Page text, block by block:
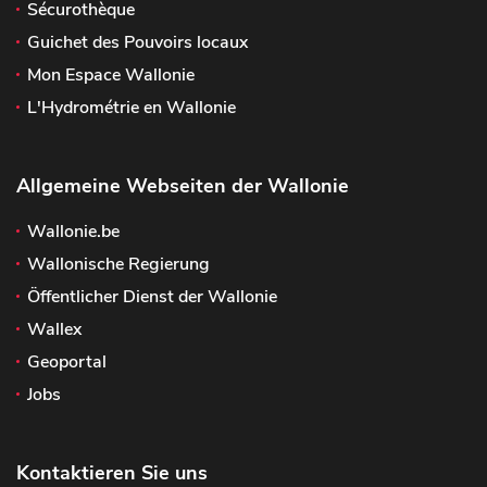
Sécurothèque
Guichet des Pouvoirs locaux
Mon Espace Wallonie
L'Hydrométrie en Wallonie
Allgemeine Webseiten der Wallonie
Wallonie.be
Wallonische Regierung
Öffentlicher Dienst der Wallonie
Wallex
Geoportal
Jobs
Kontaktieren Sie uns